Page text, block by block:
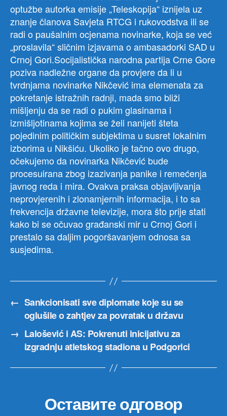
optužbe autorka emisije „Teleskopija“ iznijela uz
znanje članova Savjeta RTCG i rukovodstva ili se
radi o paušalnim ocjenama novinarke, koja se već
„proslavila“ sličnim izjavama o ambasadorki SAD u
Crnoj Gori.Socijalistička narodna partija Crne Gore
poziva nadležne organe da provjere da li u
tvrdnjama novinarke Nikčević ima elemenata za
pokretanje istražnih radnji, mada smo bliži
mišljenju da se radi o pukim glasinama i
izmišljotinama kojima se želi nanijeti šteta
pojedinim političkim subjektima u susret lokalnim
izborima u Nikšiću. Ukoliko je tačno ovo drugo,
očekujemo da novinarka Nikčević bude
procesuirana zbog izazivanja panike i remećenja
javnog reda i mira. Ovakva praksa objavljivanja
neprovjerenih i zlonamjernih informacija, i to sa
frekvencija državne televizije, mora što prije stati
kako bi se očuvao građanski mir u Crnoj Gori i
prestalo sa daljim pogoršavanjem odnosa sa
susjedima.
← Sankcionisati sve diplomate koje su se
oglušile o zahtjev za povratak u državu
→ Lalošević i AS: Pokrenuti inicijativu za
izgradnju atletskog stadiona u Podgorici
Оставите одговор